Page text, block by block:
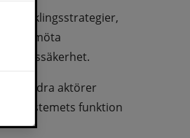
utvecklingsstrategier,
att möta
andra aktörer
funktion